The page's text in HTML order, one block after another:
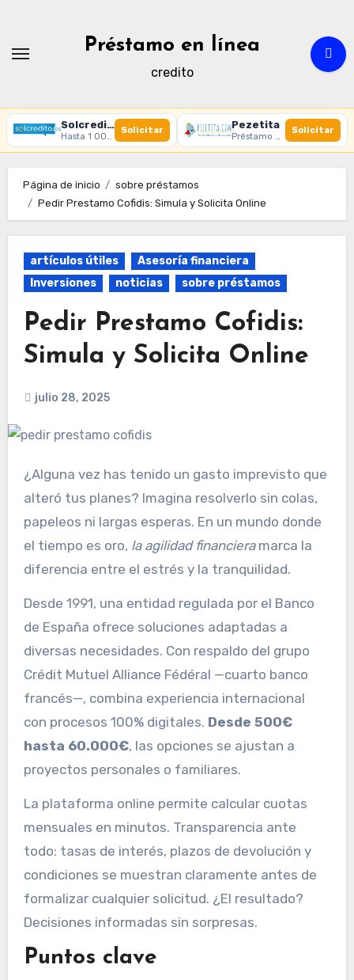
contenido
Préstamo en línea
credito
Solcredito
Hasta 1 000 € · 30 días · 100% online
Solicitar Pezetita
Préstamo online · Aprobación rápida
Solicitar
Página de inicio
sobre préstamos
Pedir Prestamo Cofidis: Simula y Solicita Online
artículos útiles
Asesoría financiera
Inversiones
noticias sobre préstamos
Pedir Prestamo Cofidis:
Simula y Solicita Online
julio 28, 2025
¿Alguna vez has tenido un gasto imprevisto que
alteró tus planes? Imagina resolverlo sin colas,
papeleos ni largas esperas. En un mundo donde
el tiempo es oro, la agilidad financieramarca la
diferencia entre el estrés y la tranquilidad.
Desde 1991, una entidad regulada por el Banco
de España ofrece soluciones adaptadas a
diversas necesidades. Con respaldo del grupo
Crédit Mutuel Alliance Fédéral —cuarto banco
francés—, combina experiencia internacional
con procesos 100% digitales. Desde 500€
hasta 60.000€, las opciones se ajustan a
proyectos personales o familiares.
La plataforma online permite calcular cuotas
mensuales en minutos. Transparencia ante
todo: tasas de interés, plazos de devolución y
condiciones se muestran claramente antes de
formalizar cualquier solicitud. ¿El resultado?
Decisiones informadas sin sorpresas.
Puntos clave